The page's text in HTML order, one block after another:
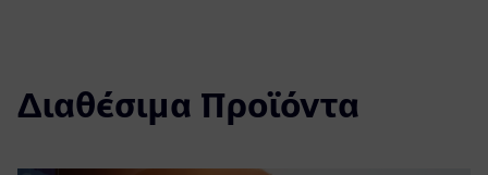
Διαθέσιμα Προϊόντα